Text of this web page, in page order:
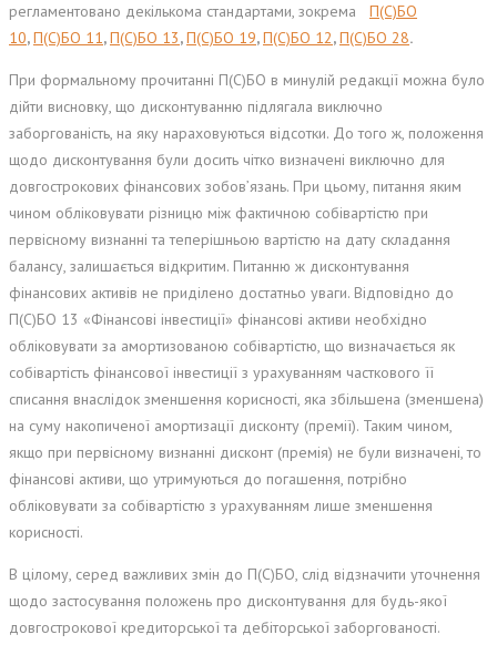
регламентовано декількома стандартами, зокрема П(С)БО
10,П(С)БО 11,П(С)БО 13,П(С)БО 19,П(С)БО 12,П(С)БО 28.
При формальному прочитанні П(С)БО в минулій редакції можна було
дійти висновку, що дисконтуванню підлягала виключно
заборгованість, на яку нараховуються відсотки. До того ж, положення
щодо дисконтування були досить чітко визначені виключно для
довгострокових фінансових зобов’язань. При цьому, питання яким
чином обліковувати різницю між фактичною собівартістю при
первісному визнанні та теперішньою вартістю на дату складання
балансу, залишається відкритим. Питанню ж дисконтування
фінансових активів не приділено достатньо уваги. Відповідно до
П(С)БО 13 «Фінансові інвестиції» фінансові активи необхідно
обліковувати за амортизованою собівартістю, що визначається як
собівартість фінансової інвестиції з урахуванням часткового її
списання внаслідок зменшення корисності, яка збільшена (зменшена)
на суму накопиченої амортизації дисконту (премії). Таким чином,
якщо при первісному визнанні дисконт (премія) не були визначені, то
фінансові активи, що утримуються до погашення, потрібно
обліковувати за собівартістю з урахуванням лише зменшення
корисності.
В цілому, серед важливих змін до П(С)БО, слід відзначити уточнення
щодо застосування положень про дисконтування для будь-якої
довгострокової кредиторської та дебіторської заборгованості.